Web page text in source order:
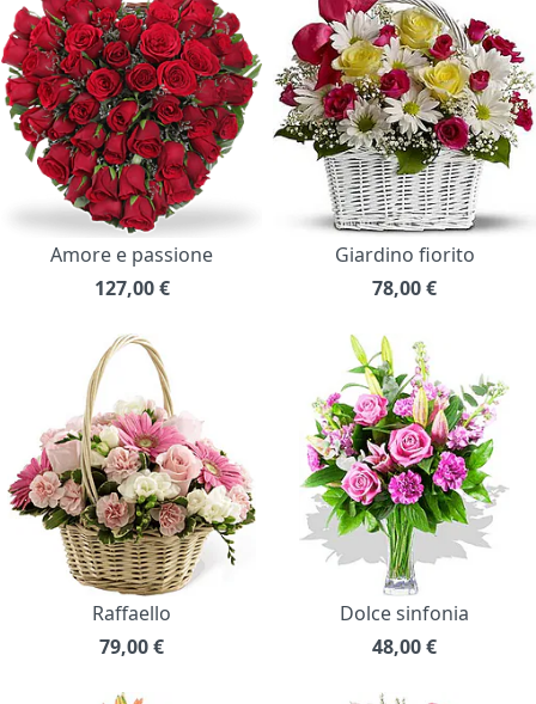
Amore e passione
127,00 €
Giardino fiorito
78,00€
Raffaello
79,00€
Dolce sinfonia
48,00€